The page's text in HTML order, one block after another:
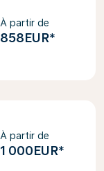
À partir de
858EUR*
À partir de
1 000EUR*